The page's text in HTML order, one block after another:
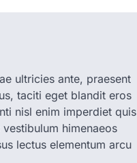
ultricies ante, praesent
taciti eget blandit eros
nisl enim imperdiet quis
himenaeos
lectus elementum arcu